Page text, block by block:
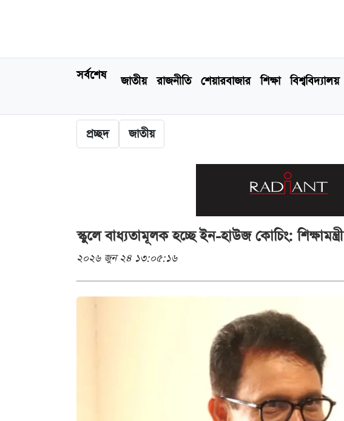
সর্বশেষ জাতীয় রাজনীতি শেয়ারবাজার শিক্ষা বিশ্ববিদ্যালয়
প্রচ্ছদ জাতীয়
স্কুলে বাধ্যতামূলক হচ্ছে ইন-হাউজ কোচিং: শিক্ষামন্ত্রী
২০২৬ জুন ২৪ ১৩:০৫:১৬